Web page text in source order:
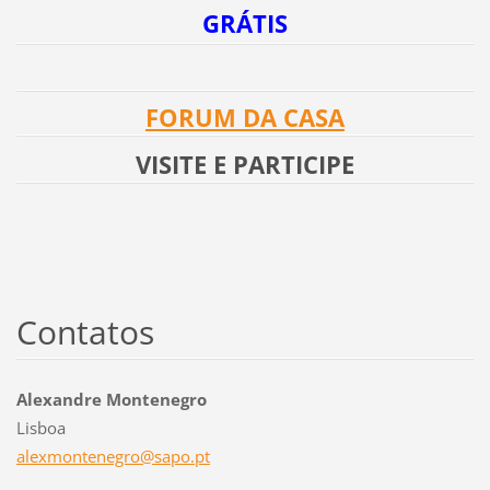
GRÁTIS
FORUM DA CASA
VISITE E PARTICIPE
Contatos
Alexandre Montenegro
Lisboa
alexmontenegro@sapo.pt